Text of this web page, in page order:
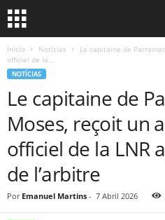
Início Notícias
Le capitaine de
officiel de la...
NOTÍCIAS
Le capitaine de
Moses, reçoit un
officiel de la LNR
de l’arbitre
Por Emanuel Martins - 7 Abril 2026